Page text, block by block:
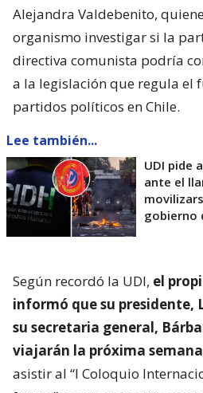
Alejandra Valdebenito,
organismo investigar si la
directiva comunista podría
a la legislación que regula el
partidos políticos en Chile.
Lee también...
UDI pide
ante el
gobierno
Según recordó la UDI, el
informó que su presidente,
su secretaria general,
viajarán la próxima
asistir al “I Coloquio